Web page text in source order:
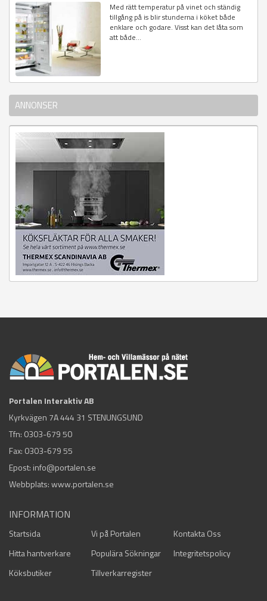
Med rätt temperatur på vinet och ständig
tillgång på is blir stunderna i köket både
enklare och godare. Visst kan det låta som
att både...
ANNONSER
Portalen Interaktiv AB
Kyrkvägen 7A 444 31 STENUNGSUND
Tfn: 0303-679 50
Fax: 0303-679 55
Epost: info@portalen.se
Webbplats: www.portalen.se
INFORMATION
Startsida Vi på Portalen
Kontakta Oss
Hitta hantverkare
Populära Sökningar
Integritetspolicy
Köksbutiker
Tillverkarregister